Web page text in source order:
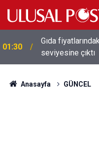
01:30
Gıda
seviyesine çıktı
01:26
Galatasaray'dan
duyurusu
Anasayfa GÜNCEL